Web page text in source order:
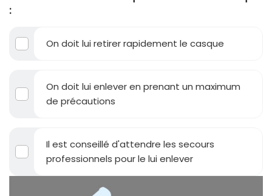
:
On doit lui retirer rapidement le casque
On doit lui enlever en prenant un maximum
de précautions
Il est conseillé d'attendre les secours
professionnels pour le lui enlever